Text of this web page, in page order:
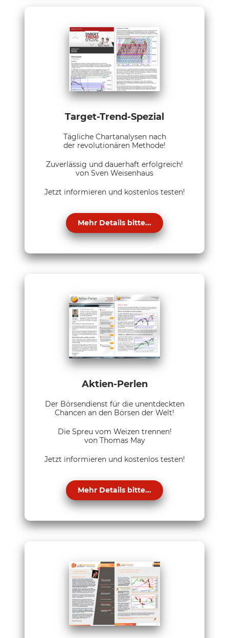
Target-Trend-Spezial
Tägliche Chartanalysen nach
der revolutionären Methode!
Zuverlässig und dauerhaft erfolgreich!
von Sven Weisenhaus
Jetzt informieren und kostenlos testen!
Mehr Details bitte...
Aktien-Perlen
Der Börsendienst für die unentdeckten
Chancen an den Börsen der Welt!
Die Spreu vom Weizen trennen!
von Thomas May
Jetzt informieren und kostenlos testen!
Mehr Details bitte...